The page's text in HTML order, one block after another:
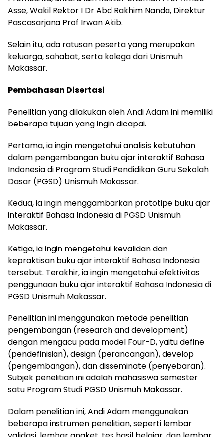
Asse, Wakil Rektor I Dr Abd Rakhim Nanda, Direktur
Pascasarjana Prof Irwan Akib.
Selain itu, ada ratusan peserta yang merupakan
keluarga, sahabat, serta kolega dari Unismuh
Makassar.
Pembahasan Disertasi
Penelitian yang dilakukan oleh Andi Adam ini memiliki
beberapa tujuan yang ingin dicapai.
Pertama, ia ingin mengetahui analisis kebutuhan
dalam pengembangan buku ajar interaktif Bahasa
Indonesia di Program Studi Pendidikan Guru Sekolah
Dasar (PGSD) Unismuh Makassar.
Kedua, ia ingin menggambarkan prototipe buku ajar
interaktif Bahasa Indonesia di PGSD Unismuh
Makassar.
Ketiga, ia ingin mengetahui kevalidan dan
kepraktisan buku ajar interaktif Bahasa Indonesia
tersebut. Terakhir, ia ingin mengetahui efektivitas
penggunaan buku ajar interaktif Bahasa Indonesia di
PGSD Unismuh Makassar.
Penelitian ini menggunakan metode penelitian
pengembangan (research and development)
dengan mengacu pada model Four-D, yaitu define
(pendefinisian), design (perancangan), develop
(pengembangan), dan disseminate (penyebaran).
Subjek penelitian ini adalah mahasiswa semester
satu Program Studi PGSD Unismuh Makassar.
Dalam penelitian ini, Andi Adam menggunakan
beberapa instrumen penelitian, seperti lembar